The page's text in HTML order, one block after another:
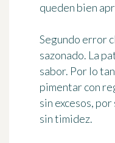
queden bien
Segundo error
sazonado. La
sabor. Por lo
pimentar con
sin excesos,
sin timidez.